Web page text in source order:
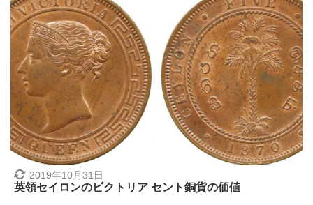
2019年10月31日
英領セイロンのビクトリア セント銅貨の価値